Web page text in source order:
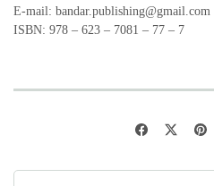
E-mail: bandar.publishing@gmail.com
ISBN: 978 – 623 – 7081 – 77 – 7